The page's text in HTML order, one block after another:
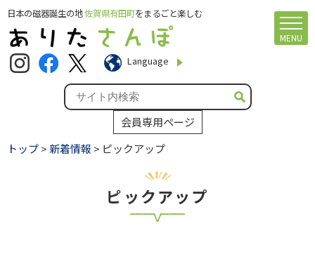
日本の磁器誕生の地佐賀県有田町をまるごと楽しむ
Language
会員専用ページ
トップ> 新着情報 > ピックアップ
ピックアップ
MENU